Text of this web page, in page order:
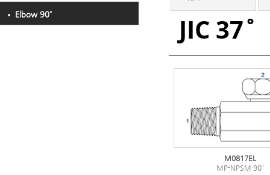
Elbow 90˚ JIC 37˚
M0817EL
MP-NPSM 90°